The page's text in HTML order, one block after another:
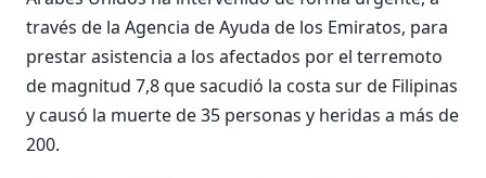
través de la Agencia de Ayuda de los Emiratos, para
prestar asistencia a los afectados por el terremoto
de magnitud 7,8 que sacudió la costa sur de Filipinas
y causó la muerte de 35 personas y heridas a más de
200.